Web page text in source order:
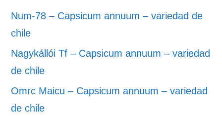
Num-78 – Capsicum annuum – variedad de
chile
Nagykállói Tf – Capsicum annuum – variedad
de chile
Omrc Maicu – Capsicum annuum – variedad
de chile